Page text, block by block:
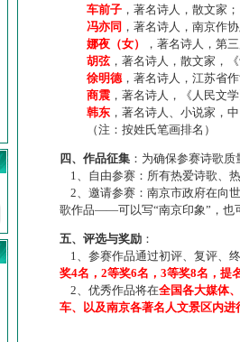
车前子 ，著名诗人，散文家；
冯亦同 ，著名诗人，南京作
娜夜（女）
，著名诗人，第
胡弦，著名诗人，散文家，
徐明德，著名诗人，江苏省
商震 ，著名诗人，《人民文
韩东 ，著名诗人、小说家，
（注：按姓氏笔画排名）
四、作品征集 ：为确保参赛诗歌
1、自由参赛：所有热爱诗歌、
2、邀请参赛：南京市政府在向
歌作品——可以写“南京印象”，也
五、评选与奖励 ：
1、参赛作品通过初评、复评、
奖4名，2等奖6名，3等奖8名，提
2、优秀作品将在全国各大媒体
车、以及南京各著名人文景区内进